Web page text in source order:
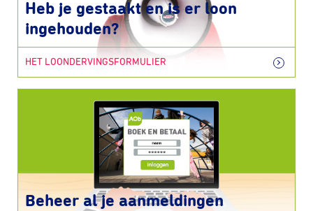
Heb je gestaakt en is er loon
ingehouden?
HET LOONDERVINGSFORMULIER
Beheer al je aanmeldingen